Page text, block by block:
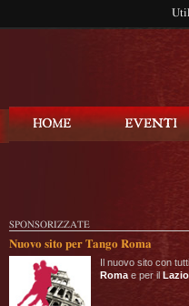
SPONSORIZZATE
Nuovo sito per Tango Roma
Il nuovo sito con
Roma e per il Lazio